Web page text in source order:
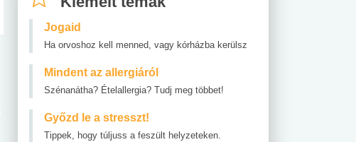
Jogaid
Ha orvoshoz kell menned, vagy kórházba kerülsz
Mindent az allergiáról
Szénanátha? Ételallergia? Tudj meg többet!
Győzd le a stresszt!
Tippek, hogy túljuss a feszült helyzeteken.